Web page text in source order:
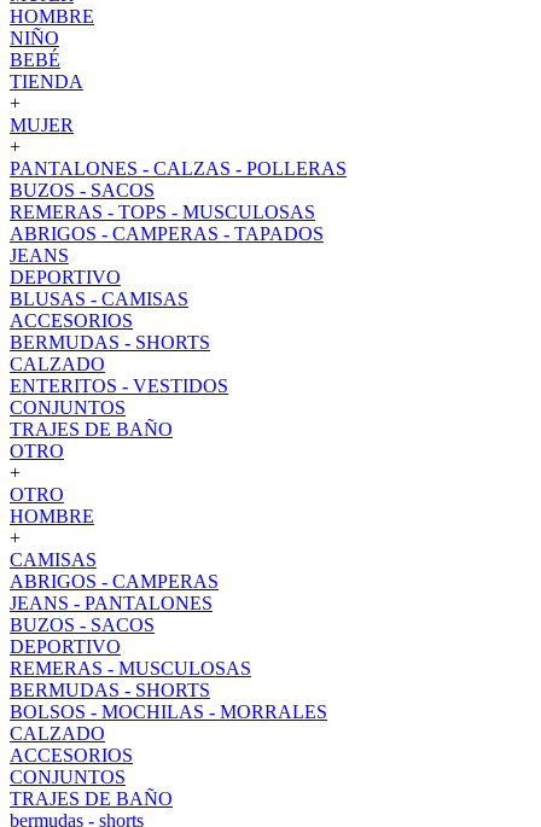
HOMBRE
NIÑO
BEBÉ
TIENDA
+
MUJER
+
PANTALONES - CALZAS - POLLERAS
BUZOS - SACOS
REMERAS - TOPS - MUSCULOSAS
ABRIGOS - CAMPERAS - TAPADOS
JEANS
DEPORTIVO
BLUSAS - CAMISAS
ACCESORIOS
BERMUDAS - SHORTS
CALZADO
ENTERITOS - VESTIDOS
CONJUNTOS
TRAJES DE BAÑO
OTRO
+
OTRO
HOMBRE
+
CAMISAS
ABRIGOS - CAMPERAS
JEANS - PANTALONES
BUZOS - SACOS
DEPORTIVO
REMERAS - MUSCULOSAS
BERMUDAS - SHORTS
BOLSOS - MOCHILAS - MORRALES
CALZADO
ACCESORIOS
CONJUNTOS
TRAJES DE BAÑO
bermudas - shorts